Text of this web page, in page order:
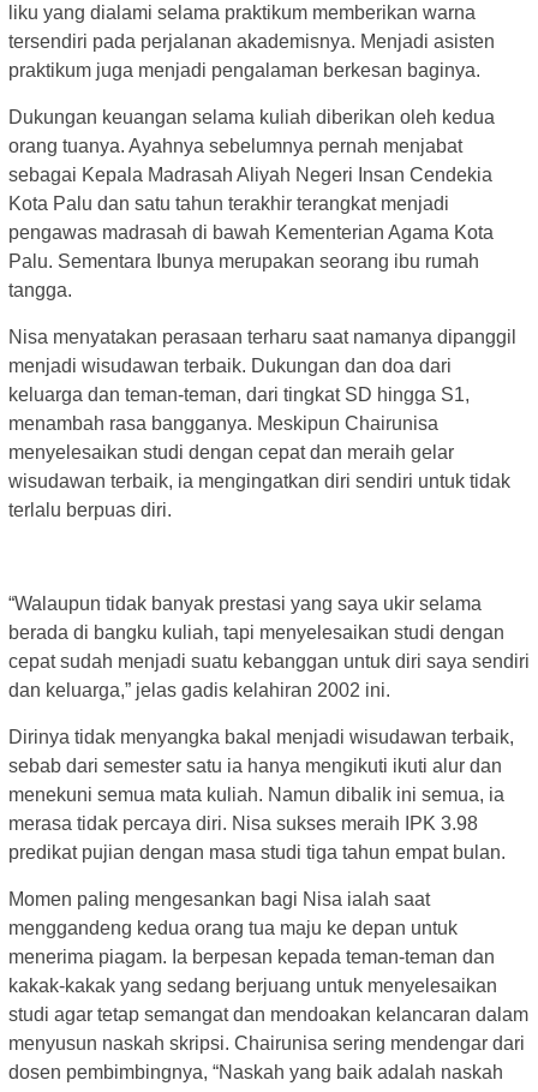
liku yang dialami selama praktikum memberikan warna
tersendiri pada perjalanan akademisnya. Menjadi asisten
praktikum juga menjadi pengalaman berkesan baginya.
Dukungan keuangan selama kuliah diberikan oleh kedua
orang tuanya. Ayahnya sebelumnya pernah menjabat
sebagai Kepala Madrasah Aliyah Negeri Insan Cendekia
Kota Palu dan satu tahun terakhir terangkat menjadi
pengawas madrasah di bawah Kementerian Agama Kota
Palu. Sementara Ibunya merupakan seorang ibu rumah
tangga.
Nisa menyatakan perasaan terharu saat namanya dipanggil
menjadi wisudawan terbaik. Dukungan dan doa dari
keluarga dan teman-teman, dari tingkat SD hingga S1,
menambah rasa bangganya. Meskipun Chairunisa
menyelesaikan studi dengan cepat dan meraih gelar
wisudawan terbaik, ia mengingatkan diri sendiri untuk tidak
terlalu berpuas diri.
“Walaupun tidak banyak prestasi yang saya ukir selama
berada di bangku kuliah, tapi menyelesaikan studi dengan
cepat sudah menjadi suatu kebanggan untuk diri saya sendiri
dan keluarga,” jelas gadis kelahiran 2002 ini.
Dirinya tidak menyangka bakal menjadi wisudawan terbaik,
sebab dari semester satu ia hanya mengikuti ikuti alur dan
menekuni semua mata kuliah. Namun dibalik ini semua, ia
merasa tidak percaya diri. Nisa sukses meraih IPK 3.98
predikat pujian dengan masa studi tiga tahun empat bulan.
Momen paling mengesankan bagi Nisa ialah saat
menggandeng kedua orang tua maju ke depan untuk
menerima piagam. Ia berpesan kepada teman-teman dan
kakak-kakak yang sedang berjuang untuk menyelesaikan
studi agar tetap semangat dan mendoakan kelancaran dalam
menyusun naskah skripsi. Chairunisa sering mendengar dari
dosen pembimbingnya, “Naskah yang baik adalah naskah